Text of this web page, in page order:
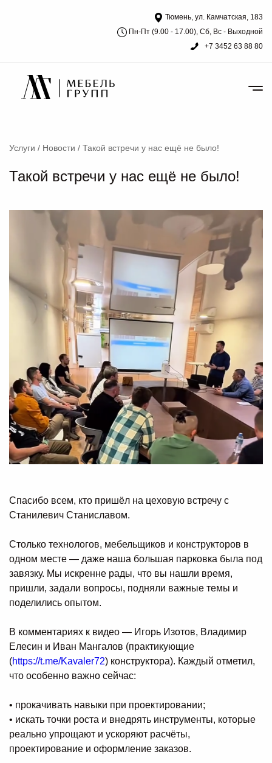
Тюмень, ул. Камчатская, 183
Пн-Пт (9.00 - 17.00), Сб, Вс - Выходной
+7 3452 63 88 80
Услуги / Новости / Такой встречи у нас ещё не было!
Такой встречи у нас ещё не было!
Спасибо всем, кто пришёл на цеховую встречу с
Станилевич Станиславом.
Столько технологов, мебельщиков и конструкторов в
одном месте — даже наша большая парковка была под
завязку. Мы искренне рады, что вы нашли время,
пришли, задали вопросы, подняли важные темы и
поделились опытом.
В комментариях к видео — Игорь Изотов, Владимир
Елесин и Иван Мангалов (практикующие
(https://t.me/Kavaler72) конструктора). Каждый отметил,
что особенно важно сейчас:
• прокачивать навыки при проектировании;
• искать точки роста и внедрять инструменты, которые
реально упрощают и ускоряют расчёты,
проектирование и оформление заказов.